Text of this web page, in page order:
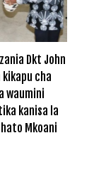
Dkt John
cha
waumini
kanisa la
Mkoani